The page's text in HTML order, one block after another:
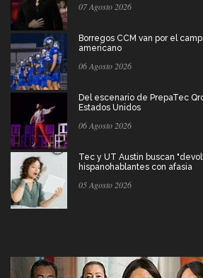
07 Agosto 2026
Borregos CCM van por el
americano
06 Agosto 2026
Del escenario de PrepaTec
Estados Unidos
06 Agosto 2026
Tec y UT Austin buscan
hispanohablantes con afasia
05 Agosto 2026